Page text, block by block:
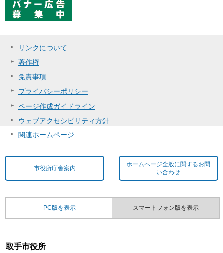
リンクについて
著作権
免責事項
プライバシーポリシー
ページ作成ガイドライン
ウェブアクセシビリティ方針
関連ホームページ
市役所庁舎案内
ホームページ全般に関するお問
い合わせ
PC版を表示 スマートフォン版を表示
取手市役所